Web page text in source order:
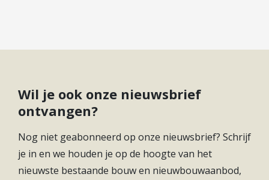
Huren
Taxeren
Verzekeren
Nieuwbouw
Projectontwikkelaars
Particulieren
Wil je ook onze nieuwsbrief
ontvangen?
Nog niet geabonneerd op onze nieuwsbrief? Schrijf
je in en we houden je op de hoogte van het
nieuwste bestaande bouw en nieuwbouwaanbod,